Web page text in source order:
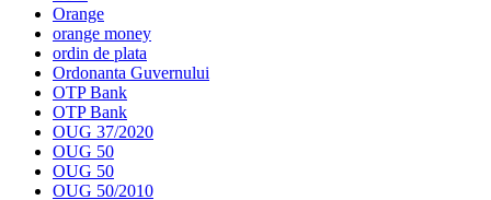
Orange
orange money
ordin de plata
Ordonanta Guvernului
OTP Bank
OTP Bank
OUG 37/2020
OUG 50
OUG 50
OUG 50/2010